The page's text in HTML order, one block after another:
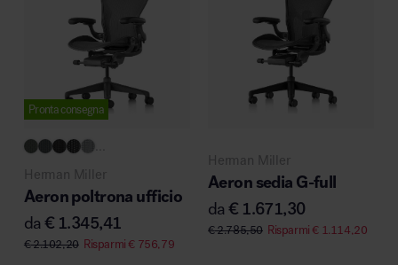
Pronta consegna
Herman Miller
Aeron poltrona ufficio
da€ 1.345,41
€2.102,20 Risparmi€756,79
Herman Miller
Aeron sedia G-full
da€ 1.671,30
€2.785,50 Risparmi€ 1.114,20